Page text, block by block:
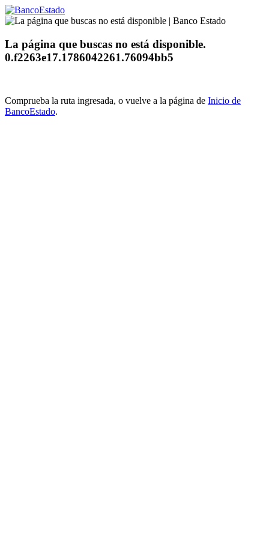
La página que buscas no está disponible.
0.f2263e17.1786042261.76094bb5
Comprueba la ruta ingresada, o vuelve a la página de Inicio de
BancoEstado.